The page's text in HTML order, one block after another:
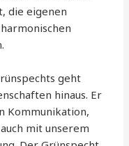
die eigenen
geht
hinaus. Er
Kommunikation,
mit unserem